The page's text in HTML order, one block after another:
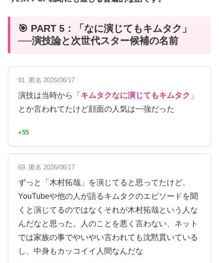
🎯 PART 5：「なに演じてもキムタク」
──演技論と次世代スター候補の名前
91. 匿名 2026/06/17
演技は当時から「 キムタクなに演じてもキムタク 」
とか言われてたけど顔面の人気は一強だった
+55
69. 匿名 2026/06/17
ずっと「木村拓哉」を演じてると思ってたけど、
YouTubeや他の人が語るキムタクのエピソードを聞
くと演じてるのではなくそれが木村拓哉という人な
んだなと思った。人のことを悪く言わない、ネット
では家族の事でやいやい言われても沈黙貫いている
し、中身もカッコイイ人間なんだな